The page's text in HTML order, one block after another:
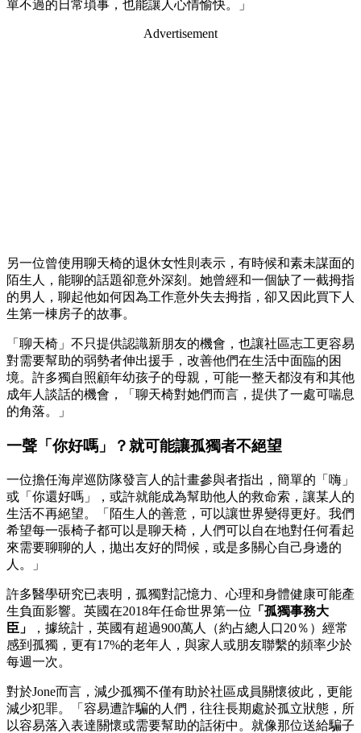
單不過的日常瑣事，也能讓人心情愉快。」
Advertisement
另一位曾使用聊天椅的退休女性則表示，有時候和素未謀面的
陌生人，能聊的話題卻意外深刻。她曾經和一個缺了一截拇指
的男人，聊起他如何因為工作意外失去拇指，卻又因此買下人
生第一棟房子的故事。
「聊天椅」不只提供認識新朋友的機會，也讓社區志工更容易
對需要幫助的弱勢者伸出援手，改善他們在生活中面臨的困
境。許多獨自照顧年幼孩子的母親，可能一整天都沒有和其他
成年人談話的機會，「聊天椅對她們而言，提供了一處可喘息
的角落。」
一聲「你好嗎」？就可能讓孤獨者不絕望
一位擔任海岸巡防隊發言人的計畫參與者指出，簡單的「嗨」
或「你還好嗎」，或許就能成為幫助他人的救命索，讓某人的
生活不再絕望。「陌生人的善意，可以讓世界變得更好。我們
希望每一張椅子都可以是聊天椅，人們可以自在地對任何看起
來需要聊聊的人，拋出友好的問候，或是多關心自己身邊的
人。」
許多醫學研究已表明，孤獨對記憶力、心理和身體健康可能產
生負面影響。英國在2018年任命世界第一位 「孤獨事務大
臣」
，據統計，英國有超過900萬人（約占總人口20％）經常
感到孤獨，更有17%的老年人，與家人或朋友聯繫的頻率少於
每週一次。
對於Jone而言，減少孤獨不僅有助於社區成員關懷彼此，更能
減少犯罪。「容易遭詐騙的人們，往往長期處於孤立狀態，所
以容易落入表達關懷或需要幫助的話術中。就像那位送給騙子